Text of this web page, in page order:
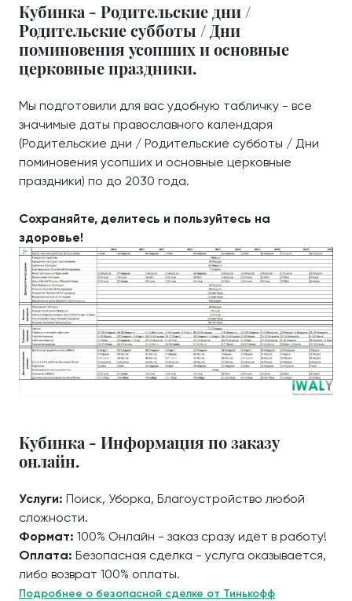
Кубинка - Родительские дни /
Родительские субботы / Дни
поминовения усопших и основные
церковные праздники.
Мы подготовили для вас удобную табличку - все
значимые даты православного календаря
(Родительские дни / Родительские субботы / Дни
поминовения усопших и основные церковные
праздники) по до 2030 года.
Сохраняйте, делитесь и пользуйтесь на
здоровье!
Кубинка - Информация по заказу
онлайн.
Услуги: Поиск, Уборка, Благоустройство любой
сложности.
Формат: 100% Онлайн - заказ сразу идёт в работу!
Оплата: Безопасная сделка - услуга оказывается,
либо возврат 100% оплаты.
Подробнее о безопасной сделке от Тинькофф